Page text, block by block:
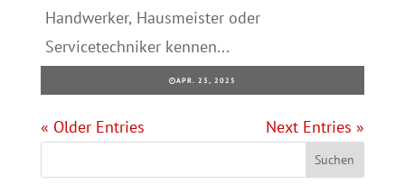
Handwerker, Hausmeister oder
Servicetechniker kennen...
APR. 23, 2025
« Older Entries Next Entries »